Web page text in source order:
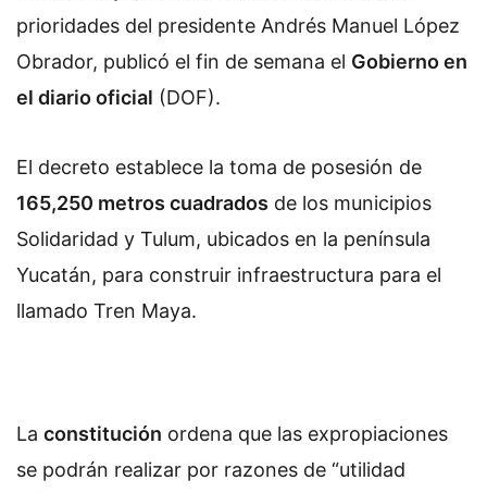
prioridades del presidente Andrés Manuel López
Obrador, publicó el fin de semana el Gobierno en
el diario oficial (DOF).
El decreto establece la toma de posesión de
165,250 metros cuadrados de los municipios
Solidaridad y Tulum, ubicados en la península
Yucatán, para construir infraestructura para el
llamado Tren Maya.
La constitución ordena que las expropiaciones
se podrán realizar por razones de “utilidad